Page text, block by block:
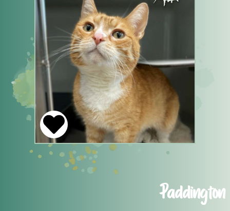
Paddington